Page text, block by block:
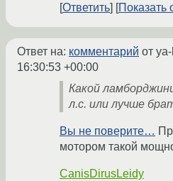
Ответить
Показать
Ответ на: комментарий от
16:30:53 +00:00
Какой
л.с. или лучше
Вы не поверите…
мотором такой
CanisDirusLeidy